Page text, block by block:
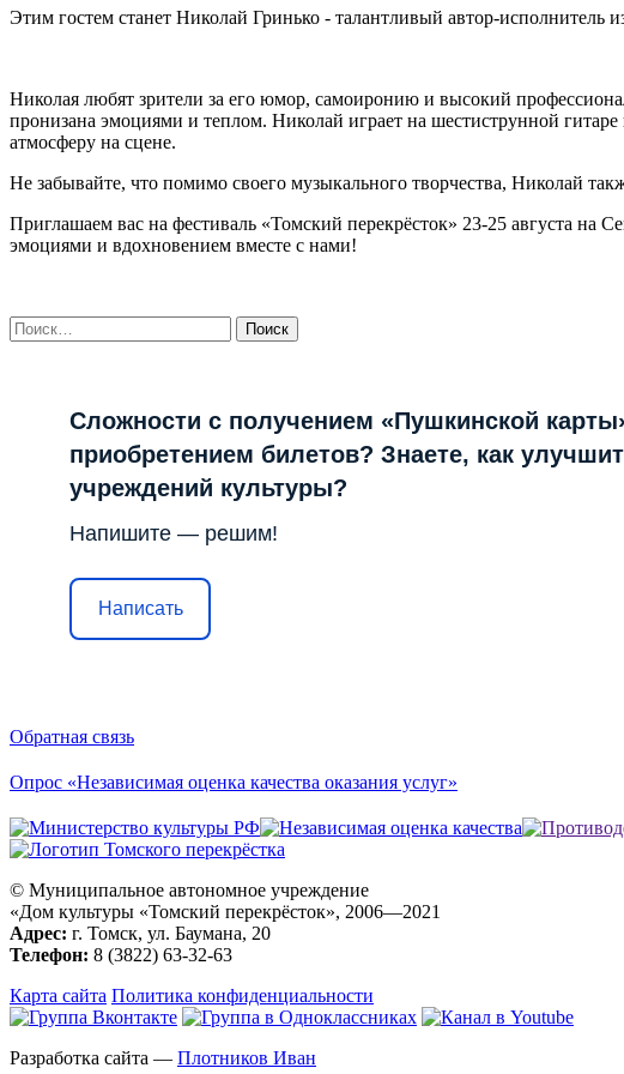
Этим гостем станет Николай Гринько - талантливый автор-исполнитель
Николая любят зрители за его юмор, самоиронию и высокий
пронизана эмоциями и теплом. Николай играет на шестиструнной
атмосферу на сцене.
Не забывайте, что помимо своего музыкального творчества, Николай
Приглашаем вас на фестиваль «Томский перекрёсток» 23-25 августа на
эмоциями и вдохновением вместе с нами!
Найти:
Сложности с получением «Пушкинской
приобретением билетов? Знаете, как
учреждений культуры?
Напишите — решим!
Написать
Обратная связь
Опрос «Независимая оценка качества оказания услуг»
© Муниципальное автономное учреждение
«Дом культуры «Томский перекрёсток», 2006—2021
Адрес: г. Томск, ул. Баумана, 20
Телефон: 8 (3822) 63-32-63
Карта сайта Политика конфиденциальности
Разработка сайта — Плотников Иван